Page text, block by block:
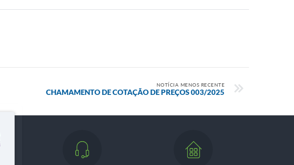
NOTÍCIA MENOS RECENTE
CHAMAMENTO DE COTAÇÃO DE PREÇOS 003/2025